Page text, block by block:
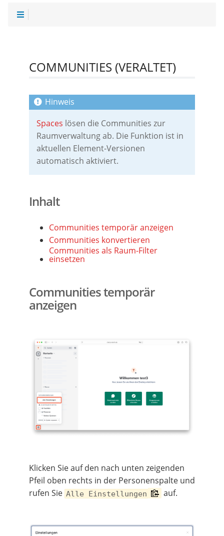
COMMUNITIES (VERALTET)
Spaces lösen die Communities zur
Raumverwaltung ab. Die Funktion ist in
aktuellen Element-Versionen
automatisch aktiviert.
Inhalt
Communities temporär anzeigen
Communities konvertieren
Communities als Raum-Filter
einsetzen
Communities temporär
anzeigen
Klicken Sie auf den nach unten zeigenden
Pfeil oben rechts in der Personenspalte und
rufen Sie Alle Einstellungen auf.